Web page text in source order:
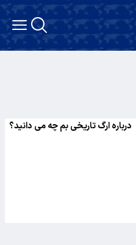
درباره ارگ تاریخی بم چه می دانید؟